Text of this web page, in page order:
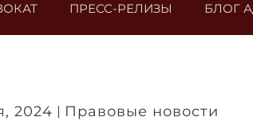
ПРЕСС-РЕЛИЗЫ БЛОГ
2024 Правовые новости